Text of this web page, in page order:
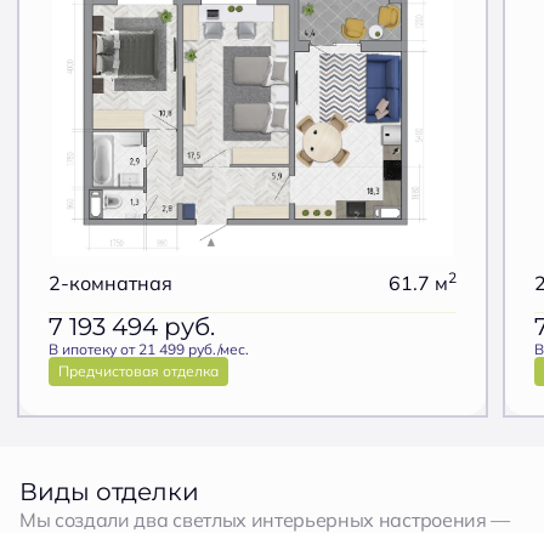
2-комнатная 61.7 м2
7 193 494 руб.
В ипотеку от 21 499 руб./мес.
Предчистовая отделка
Виды отделки
Мы создали два светлых интерьерных настроения —